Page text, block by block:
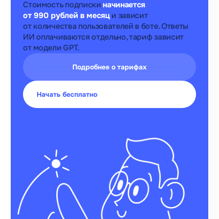
после
публикации
теста
ВКонтакте
Дмитрий
Каим
Петербургский
интернет‑провайдер
за месяц выросло
количество
переходов на сайт
из ВКонтакте
после запуска бота
Виктория
Салихова
Стоимость подписки начинается
от 990 рублей в месяци зависит
от количества пользователей в боте. Ответы
ИИ оплачиваются отдельно, тариф зависит
от модели GPT.
Начать бесплатно
Подробнее о тарифах